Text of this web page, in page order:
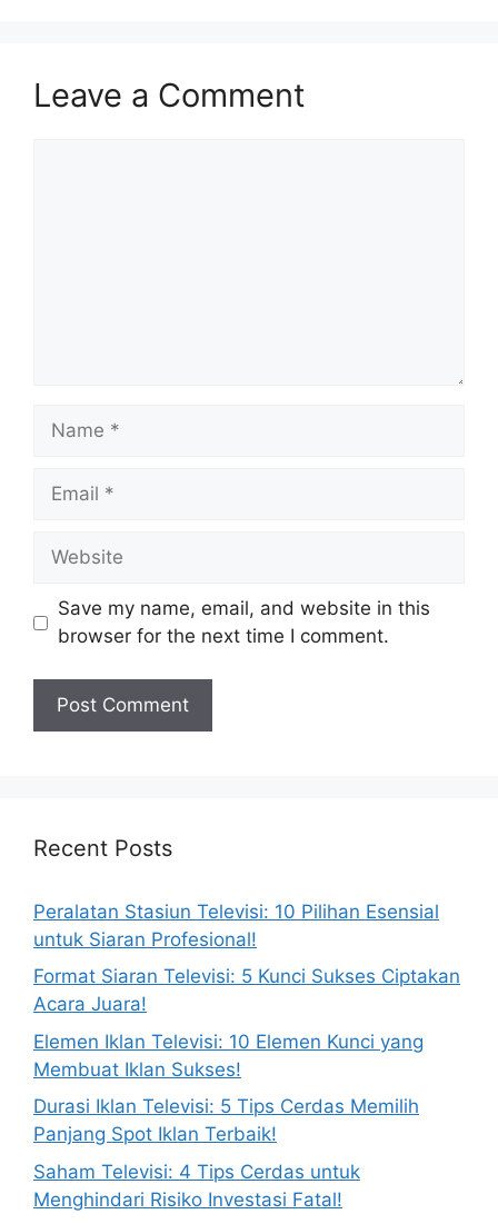
Leave a Comment
Name
Email
Website
Save my name, email, and website in this
browser for the next time I comment.
Recent Posts
Peralatan Stasiun Televisi: 10 Pilihan Esensial
untuk Siaran Profesional!
Format Siaran Televisi: 5 Kunci Sukses Ciptakan
Acara Juara!
Elemen Iklan Televisi: 10 Elemen Kunci yang
Membuat Iklan Sukses!
Durasi Iklan Televisi: 5 Tips Cerdas Memilih
Panjang Spot Iklan Terbaik!
Saham Televisi: 4 Tips Cerdas untuk
Menghindari Risiko Investasi Fatal!